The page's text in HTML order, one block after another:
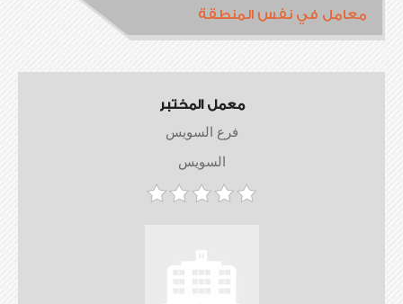
معامل في نفس المنطقة
معمل المختبر
فرع السويس
السويس